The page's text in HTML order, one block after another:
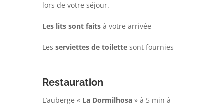
lors de votre séjour.
Les lits sont faits à votre arrivée
Lesserviettes de toilette sont fournies
Restauration
L’auberge « La Dormilhosa » à 5 min à